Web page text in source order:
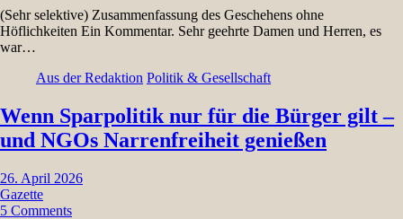
(Sehr selektive) Zusammenfassung des Geschehens ohne
Höflichkeiten Ein Kommentar. Sehr geehrte Damen und Herren, es
war…
Aus der Redaktion Politik & Gesellschaft
Wenn Sparpolitik nur für die Bürger gilt –
und NGOs Narrenfreiheit genießen
26. April 2026
Gazette
5 Comments